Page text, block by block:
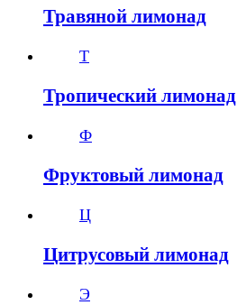
Травяной лимонад
Т
Тропический лимонад
Ф
Фруктовый лимонад
Ц
Цитрусовый лимонад
Э